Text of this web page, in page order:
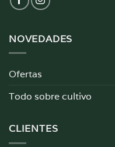
NOVEDADES
Ofertas
Todo sobre cultivo
CLIENTES